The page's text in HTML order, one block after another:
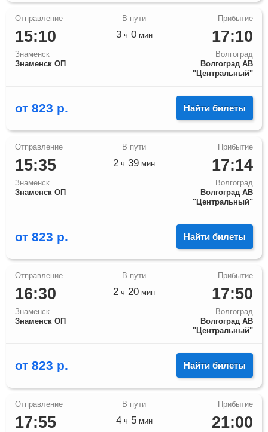
15:10
Знаменск
Знаменск ОП
17:10
Волгоград
Волгоград АВ
"Центральный"
3ч 0мин
от 823 р. Найти билеты
15:35
Знаменск
Знаменск ОП
17:14
Волгоград
Волгоград АВ
"Центральный"
2 ч 39 мин
от 823 р. Найти билеты
16:30
Знаменск
Знаменск ОП
17:50
Волгоград
Волгоград АВ
"Центральный"
2 ч 20 мин
от 823 р. Найти билеты
17:55 21:00
4ч 5мин